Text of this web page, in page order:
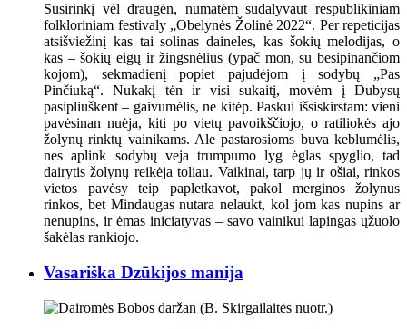
Susirinkį vėl draugėn, numatėm sudalyvaut respublikiniam
folkloriniam festivaly „Obelynės Žolinė 2022“. Per repeticijas
atsišviežinį kas tai solinas daineles, kas šokių melodijas, o
kas – šokių eigų ir žingsnėlius (ypač mon, su besipinančiom
kojom), sekmadienį popiet pajudėjom į sodybų „Pas
Pinčiuką“. Nukakį tėn ir visi sukaitį, movėm į Dubysų
pasipliuškent – gaivumėlis, ne kitėp. Paskui išsiskirstam: vieni
pavėsinan nuėja, kiti po vietų pavoikščiojo, o ratiliokės ajo
žolynų rinktų vainikams. Ale pastarosioms buva keblumėlis,
nes aplink sodybų veja trumpumo lyg ėglas spyglio, tad
dairytis žolynų reikėja toliau. Vaikinai, tarp jų ir ošiai, rinkos
vietos pavėsy teip papletkavot, pakol merginos žolynus
rinkos, bet Mindaugas nutara nelaukt, kol jom kas nupins ar
nenupins, ir ėmas iniciatyvas – savo vainikui lapingas ųžuolo
šakėlas rankiojo.
Vasariška Dzūkijos manija